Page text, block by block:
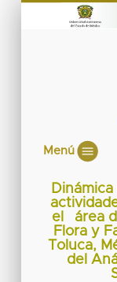
Menú
el área
Flora y
Toluca,
del